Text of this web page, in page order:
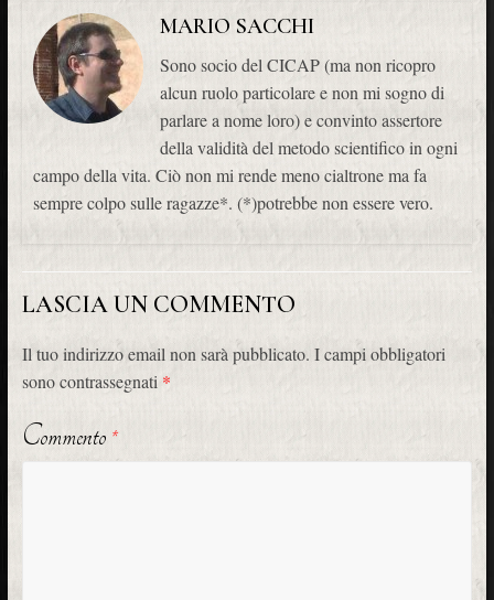
MARIO SACCHI
Sono socio del CICAP (ma non ricopro
alcun ruolo particolare e non mi sogno di
parlare a nome loro) e convinto assertore
della validità del metodo scientifico in ogni
campo della vita. Ciò non mi rende meno cialtrone ma fa
sempre colpo sulle ragazze*. (*)potrebbe non essere vero.
LASCIA UN COMMENTO
Il tuo indirizzo email non sarà pubblicato. I campi obbligatori
sono contrassegnati *
Commento*